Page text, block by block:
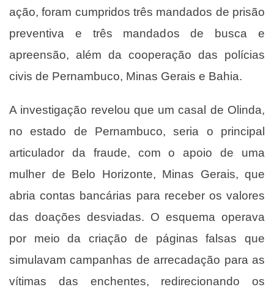
ação, foram cumpridos três mandados de prisão
preventiva e três mandados de busca e
apreensão, além da cooperação das polícias
civis de Pernambuco, Minas Gerais e Bahia.
A investigação revelou que um casal de Olinda,
no estado de Pernambuco, seria o principal
articulador da fraude, com o apoio de uma
mulher de Belo Horizonte, Minas Gerais, que
abria contas bancárias para receber os valores
das doações desviadas. O esquema operava
por meio da criação de páginas falsas que
simulavam campanhas de arrecadação para as
vítimas das enchentes, redirecionando os